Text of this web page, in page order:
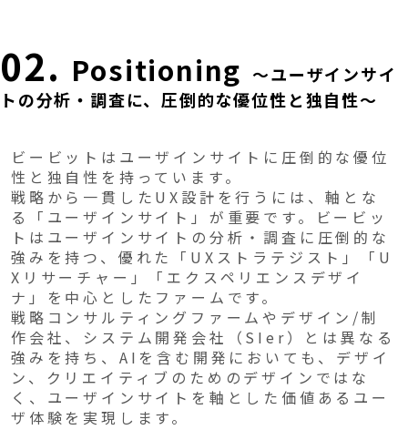
02. Positioning ～ユーザインサイ
トの分析・調査に、圧倒的な優位性と独自性～
ビービットはユーザインサイトに圧倒的な優位
性と独自性を持っています。
戦略から一貫したUX設計を行うには、軸とな
る「ユーザインサイト」が重要です。ビービッ
トはユーザインサイトの分析・調査に圧倒的な
強みを持つ、優れた「UXストラテジスト」「U
Xリサーチャー」「エクスペリエンスデザイ
ナ」を中心としたファームです。
戦略コンサルティングファームやデザイン/制
作会社、システム開発会社（SIer）とは異なる
強みを持ち、AIを含む開発においても、デザイ
ン、クリエイティブのためのデザインではな
く、ユーザインサイトを軸とした価値あるユー
ザ体験を実現します。